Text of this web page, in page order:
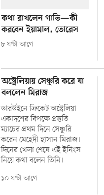
কথা রাখলেন গাভি—কী
করবেন ইয়ামাল, তোরেস
৮ ঘণ্টা আগে
অস্ট্রেলিয়ায় সেঞ্চুরি করে যা
বললেন মিরাজ
ডারউইনে ক্রিকেট অস্ট্রেলিয়া
একাদশের বিপক্ষে প্রস্তুতি
ম্যাচের প্রথম দিনে সেঞ্চুরি
করেন মেহেদী হাসান মিরাজ।
দিনের খেলা শেষে এই ইনিংস
নিয়ে কথা বলেন তিনি।
১০ ঘণ্টা আগে